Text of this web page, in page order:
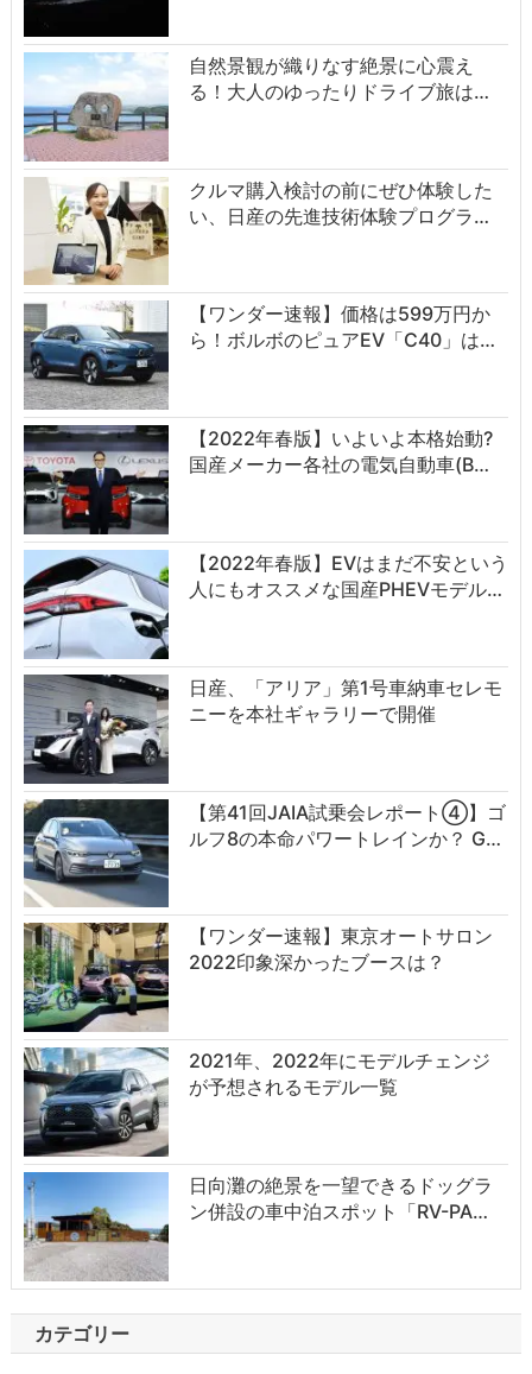
自然景観が織りなす絶景に心震え
る！大人のゆったりドライブ旅は…
クルマ購入検討の前にぜひ体験した
い、日産の先進技術体験プログラ…
【ワンダー速報】価格は599万円か
ら！ボルボのピュアEV「C40」は…
【2022年春版】いよいよ本格始動?
国産メーカー各社の電気自動車(B…
【2022年春版】EVはまだ不安という
人にもオススメな国産PHEVモデル…
日産、「アリア」第1号車納車セレモ
ニーを本社ギャラリーで開催
【第41回JAIA試乗会レポート④】ゴ
ルフ8の本命パワートレインか？ G…
【ワンダー速報】東京オートサロン
2022印象深かったブースは？
2021年、2022年にモデルチェンジ
が予想されるモデル一覧
日向灘の絶景を一望できるドッグラ
ン併設の車中泊スポット「RV-PA…
カテゴリー